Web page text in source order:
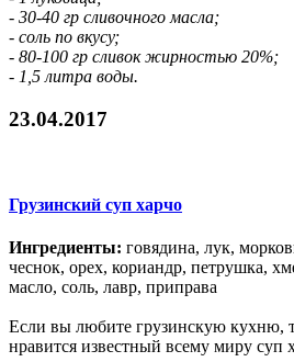
- 30-40 гр сливочного масла;
- соль по вкусу;
- 80-100 гр сливок жирностью 20%;
- 1,5 литра воды.
23.04.2017
Грузинский суп харчо
Ингредиенты: говядина, лук,
чеснок, орех, кориандр, петрушка,
масло, соль, лавр, приправа
Если вы любите грузинскую кухню,
нравится известный всему миру суп